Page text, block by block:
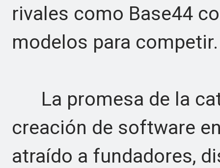
rivales como Base44
modelos para competir.
La promesa de la
creación de software
atraído a fundadores,